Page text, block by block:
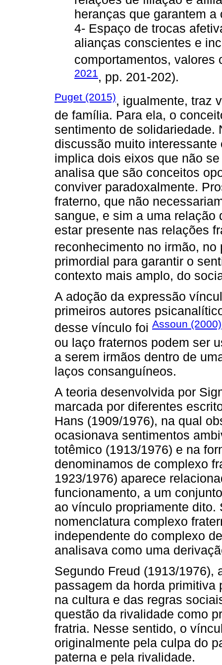
heranças que garantem
4- Espaço de trocas
alianças conscientes e
comportamentos,
2021, pp. 201-202).
Puget (2015), igualmente, traz
de família. Para ela, o
sentimento de solidariedade.
discussão muito
implica dois eixos que não
analisa que são conceitos
conviver paradoxalmente.
fraterno, que não
sangue, e sim a uma
estar presente nas relações
reconhecimento no irmão, no
primordial para garantir o
contexto mais amplo, do
A adoção da expressão
primeiros autores
desse vínculo foi Assoun (2000)
ou laço fraternos podem ser
a serem irmãos dentro de
laços consanguíneos.
A teoria desenvolvida por
marcada por diferentes
Hans (1909/1976), na qual
ocasionava sentimentos
totêmico (1913/1976) e na
denominamos de complexo
1923/1976) aparece
funcionamento, a um
ao vínculo propriamente
nomenclatura complexo
independente do complexo
analisava como uma
Segundo Freud (1913/1976),
passagem da horda
na cultura e das regras
questão da rivalidade como
fratria. Nesse sentido, o
originalmente pela culpa do
paterna e pela rivalidade.